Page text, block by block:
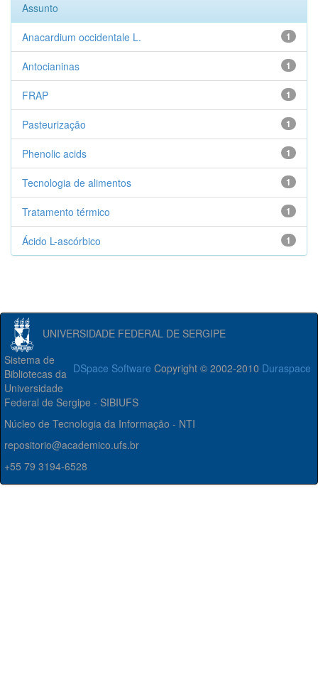
Assunto
1
Anacardium occidentale L.
1
Antocianinas
1
FRAP
1
Pasteurização
1
Phenolic acids
1
Tecnologia de alimentos
1
Tratamento térmico
1
Ácido L-ascórbico
UNIVERSIDADE FEDERAL DE SERGIPE
DSpace Software Copyright © 2002-2010 Duraspace
Sistema de
Bibliotecas da
Universidade
Federal de Sergipe - SIBIUFS
Núcleo de Tecnologia da Informação - NTI
repositorio@academico.ufs.br
+55 79 3194-6528